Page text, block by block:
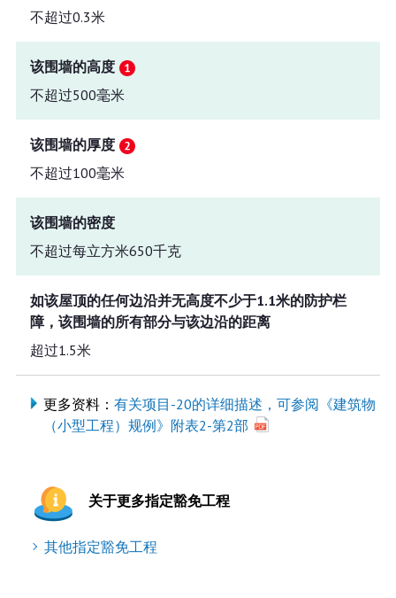
不超过0.3米
该围墙的高度
不超过500毫米
该围墙的厚度
不超过100毫米
该围墙的密度
不超过每立方米650千克
如该屋顶的任何边沿并无高度不少于1.1米的防护栏
障，该围墙的所有部分与该边沿的距离
超过1.5米
更多资料： 有关项目-20的详细描述，可参阅《建筑物
（小型工程）规例》附表2-第2部
关于更多指定豁免工程
其他指定豁免工程